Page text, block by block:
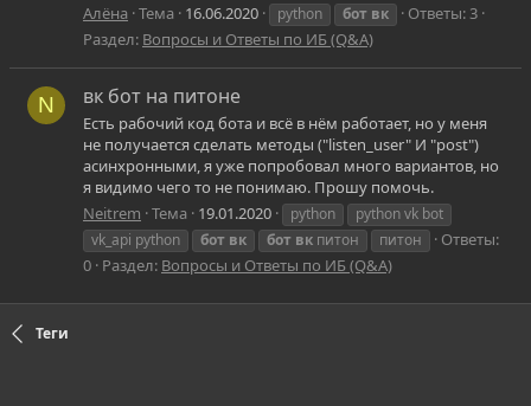
Алёна Тема 16.06.2020 python бот вк
Ответы: 3
Раздел: Вопросы и Ответы по ИБ (Q&A)
N вк бот на питоне
Есть рабочий код бота и всё в нём работает, но у меня
не получается сделать методы ("listen_user" И "post")
асинхронными, я уже попробовал много вариантов, но
я видимо чего то не понимаю. Прошу помочь.
Neitrem Тема 19.01.2020 python
python vk bot
vk_api python
бот вк бот вк питон питон
Ответы:
0 Раздел: Вопросы и Ответы по ИБ (Q&A)
Теги